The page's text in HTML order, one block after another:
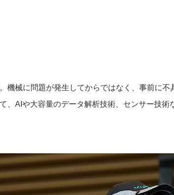
機械に問題が発生してからではなく、事前に
、AIや大容量のデータ解析技術、センサー技